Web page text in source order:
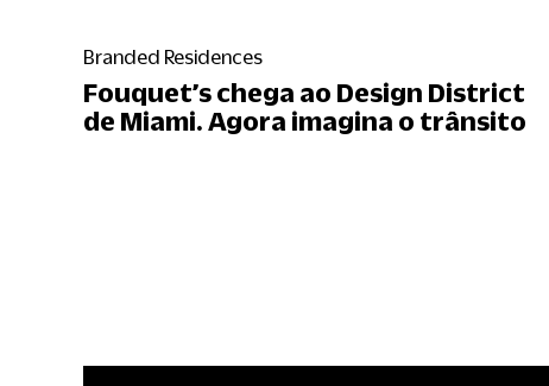
Branded Residences
Fouquet’s chega ao Design District
de Miami. Agora imagina o trânsito